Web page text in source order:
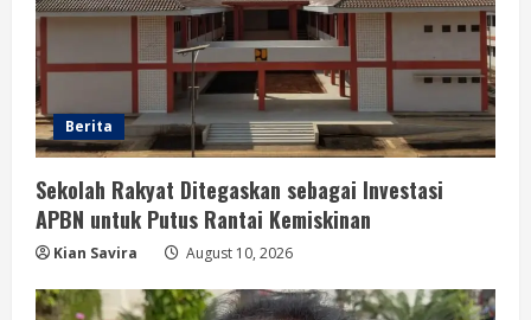
Berita
Sekolah Rakyat Ditegaskan sebagai Investasi
APBN untuk Putus Rantai Kemiskinan
Kian Savira August 10, 2026